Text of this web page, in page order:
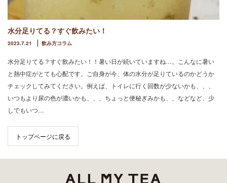
水分足りてる？すぐ飲みたい！
2023.7.21 飲み方コラム
水分足りてる？すぐ飲みたい！！暑い日が続いていますね…。こんなに暑い
と熱中症がとても心配です。ご自身が今、体の水分が足りているのかどうか
チェックしてみてください。例えば、トイレに行く回数が少ないかも、、、
いつもより尿の色が濃いかも、、、ちょっと便秘ぎみかも、、などなど、少
しでもいつ…
トップページに戻る